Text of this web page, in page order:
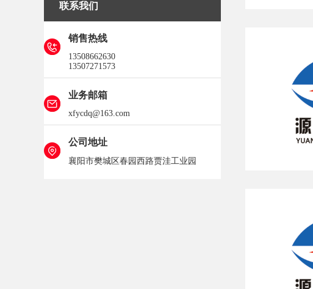
联系我们
销售热线
13508662630
13507271573
业务邮箱
xfycdq@163.com
公司地址
襄阳市樊城区春园西路贾洼工业园